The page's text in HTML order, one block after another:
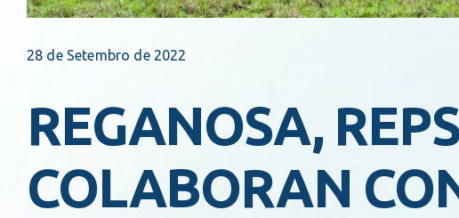
28 de Setembro de 2022
REGANOSA,
COLABORAN